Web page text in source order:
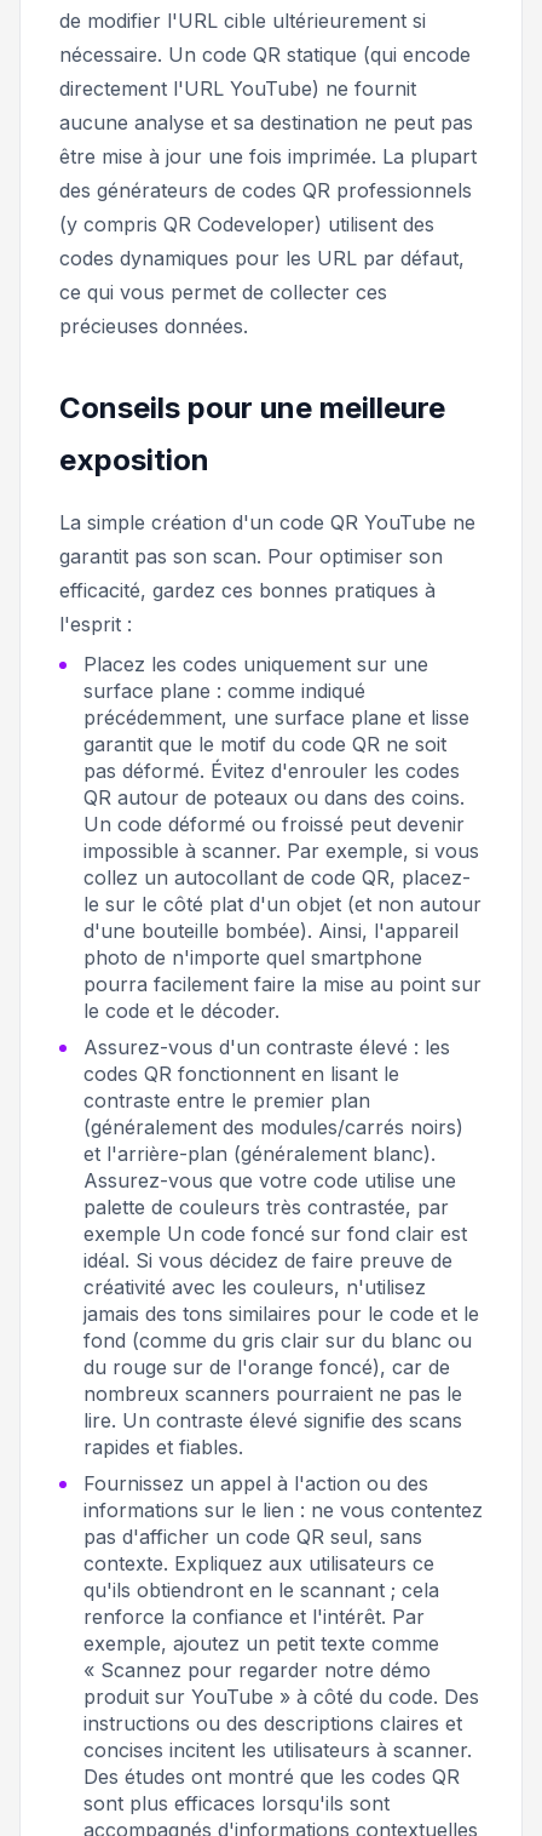
de modifier l'URL cible ultérieurement si
nécessaire. Un code QR statique (qui encode
directement l'URL YouTube) ne fournit
aucune analyse et sa destination ne peut pas
être mise à jour une fois imprimée. La plupart
des générateurs de codes QR professionnels
(y compris QR Codeveloper) utilisent des
codes dynamiques pour les URL par défaut,
ce qui vous permet de collecter ces
précieuses données.
Conseils pour une meilleure
exposition
La simple création d'un code QR YouTube ne
garantit pas son scan. Pour optimiser son
efficacité, gardez ces bonnes pratiques à
l'esprit :
Placez les codes uniquement sur une
surface plane : comme indiqué
précédemment, une surface plane et lisse
garantit que le motif du code QR ne soit
pas déformé. Évitez d'enrouler les codes
QR autour de poteaux ou dans des coins.
Un code déformé ou froissé peut devenir
impossible à scanner. Par exemple, si vous
collez un autocollant de code QR, placez-
le sur le côté plat d'un objet (et non autour
d'une bouteille bombée). Ainsi, l'appareil
photo de n'importe quel smartphone
pourra facilement faire la mise au point sur
le code et le décoder.
Assurez-vous d'un contraste élevé : les
codes QR fonctionnent en lisant le
contraste entre le premier plan
(généralement des modules/carrés noirs)
et l'arrière-plan (généralement blanc).
Assurez-vous que votre code utilise une
palette de couleurs très contrastée, par
exemple Un code foncé sur fond clair est
idéal. Si vous décidez de faire preuve de
créativité avec les couleurs, n'utilisez
jamais des tons similaires pour le code et le
fond (comme du gris clair sur du blanc ou
du rouge sur de l'orange foncé), car de
nombreux scanners pourraient ne pas le
lire. Un contraste élevé signifie des scans
rapides et fiables.
Fournissez un appel à l'action ou des
informations sur le lien : ne vous contentez
pas d'afficher un code QR seul, sans
contexte. Expliquez aux utilisateurs ce
qu'ils obtiendront en le scannant ; cela
renforce la confiance et l'intérêt. Par
exemple, ajoutez un petit texte comme
« Scannez pour regarder notre démo
produit sur YouTube » à côté du code. Des
instructions ou des descriptions claires et
concises incitent les utilisateurs à scanner.
Des études ont montré que les codes QR
sont plus efficaces lorsqu'ils sont
accompagnés d'informations contextuelles